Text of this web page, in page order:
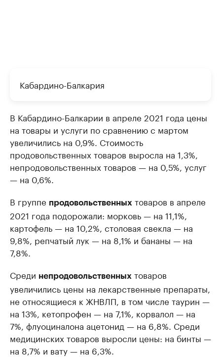
Кабардино-Балкария
В Кабардино-Балкарии в апреле 2021 года цены
на товары и услуги по сравнению с мартом
увеличились на 0,9%. Стоимость
продовольственных товаров выросла на 1,3%,
непродовольственных товаров — на 0,5%, услуг
— на 0,6%.
В группе продовольственных товаров в апреле
2021 года подорожали: морковь — на 11,1%,
картофель — на 10,2%, столовая свекла — на
9,8%, репчатый лук — на 8,1% и бананы — на
7,8%.
Среди непродовольственных товаров
увеличились цены на лекарственные препараты,
не относящиеся к ЖНВЛП, в том числе таурин —
на 13%, кетопрофен — на 7,1%, корвалол — на
7%, флуоциналона ацетонид — на 6,8%. Среди
медицинских товаров выросли цены: на бинты —
на 8,7% и вату — на 6,3%.